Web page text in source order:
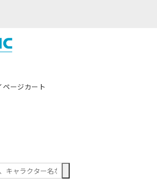
ページカート